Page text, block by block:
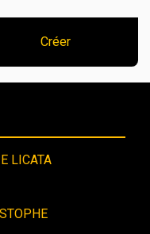
Créer
LICATA